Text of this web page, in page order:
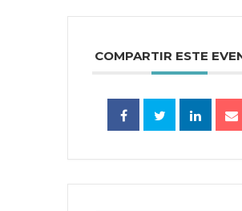
COMPARTIR ESTE